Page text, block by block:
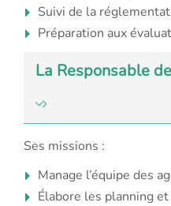
Suivi de la
Préparation aux
La Responsable
Ses missions :
Manage l’équipe des
Élabore les planning